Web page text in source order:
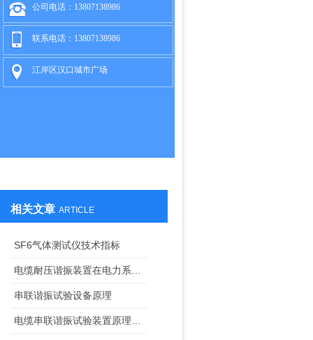
公司电话：13807138986
联系电话：13807138986
江岸区汉口城市广场
相关文章 ARTICLE
SF6气体测试仪技术指标
串联谐振试验设备原理